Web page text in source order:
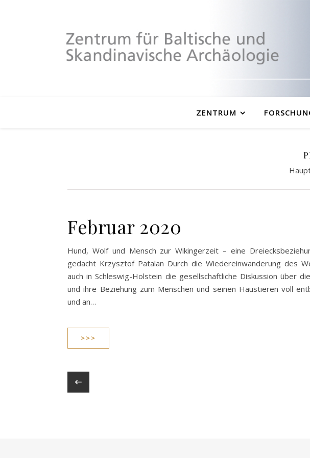
ZENTRUM
Februar 2020
Hund, Wolf und Mensch zur Wikingerzeit – eine
gedacht Krzysztof Patalan Durch die Wiedereinwanderung des
auch in Schleswig-Holstein die gesellschaftliche Diskussion über
und ihre Beziehung zum Menschen und seinen Haustieren voll
und an…
>>>